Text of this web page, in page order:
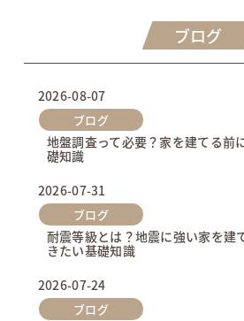
ブログ
2026-08-07
ブログ
地盤調査って必要？家を建てる前
礎知識
2026-07-31
ブログ
耐震等級とは？地震に強い家を建
きたい基礎知識
2026-07-24
ブログ